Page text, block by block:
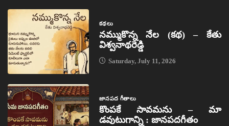
కథలు
నమ్ముకొన్న నేల (కథ) – కేతు
విశ్వనాథరెడ్డి
Saturday, July 11, 2026
జానపద గీతాలు
కొంపకే సావమను – మా
డవుటుగాన్ని : జానపదగీతం